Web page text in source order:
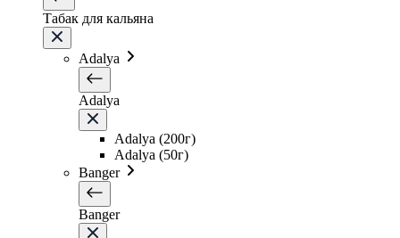
Табак для кальяна
Adalya
Adalya
Adalya (200г)
Adalya (50г)
Banger
Banger